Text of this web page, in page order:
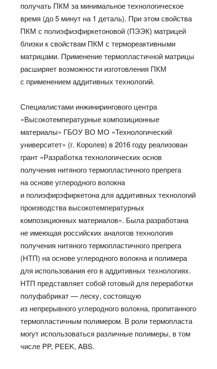
получать ПКМ за минимальное технологическое
время (до 5 минут на 1 деталь). При этом свойства
ПКМ с полиэфиэфиркетоновой (ПЭЭК) матрицей
близки к свойствам ПКМ с термореактивными
матрицами. Применение термопластичной матрицы
расширяет возможности изготовления ПКМ
с применением аддитивных технологий.
Специалистами инжинирингового центра
«Высокотемпературные композиционные
материалы» ГБОУ ВО МО «Технологический
университет» (г. Королев) в 2016 году реализован
грант «Разработка технологических основ
получения нитяного термопластичного препрега
на основе углеродного волокна
и полиэфирэфиркетона для аддитивных технологий
производства высокотемпературных
композиционных материалов». Была разработана
не имеющая российских аналогов технология
получения нитяного термопластичного препрега
(НТП) на основе углеродного волокна и полимера
для использования его в аддитивных технологиях.
НТП представляет собой готовый для переработки
полуфабрикат — леску, состоящую
из непрерывного углеродного волокна, пропитанного
термопластичным полимером. В роли термопласта
могут использоваться различные полимеры, в том
числе PP, PEEK, ABS.